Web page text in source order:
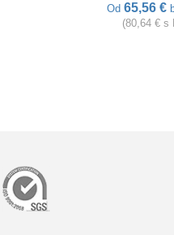
Od65,56 €
(80,64 € s